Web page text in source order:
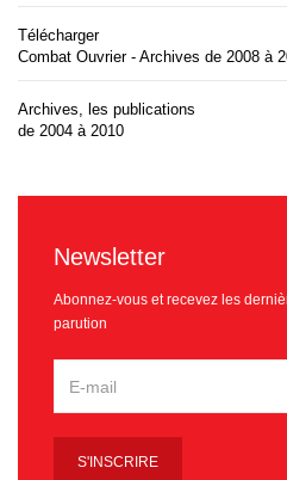
Télécharger
Combat Ouvrier - Archives de 2008 à
Archives, les publications
de 2004 à 2010
Newsletter
Abonnez-vous et recevez les
parution